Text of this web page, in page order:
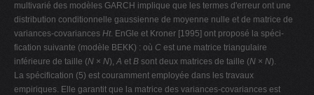
multivarié des modèles GARCH implique que les termes d'erreur ont une
distribution conditionnelle gaussienne de moyenne nulle et de matrice de
variances-covariances Ht. EnGle et Kroner [1995] ont proposé la spéci-
fication suivante (modèle BEKK) : où C est une matrice triangulaire
inférieure de taille (N × N),A et B sont deux matrices de taille (N × N).
La spécification (5) est couramment employée dans les travaux
empiriques. Elle garantit que la matrice des variances-covariances est